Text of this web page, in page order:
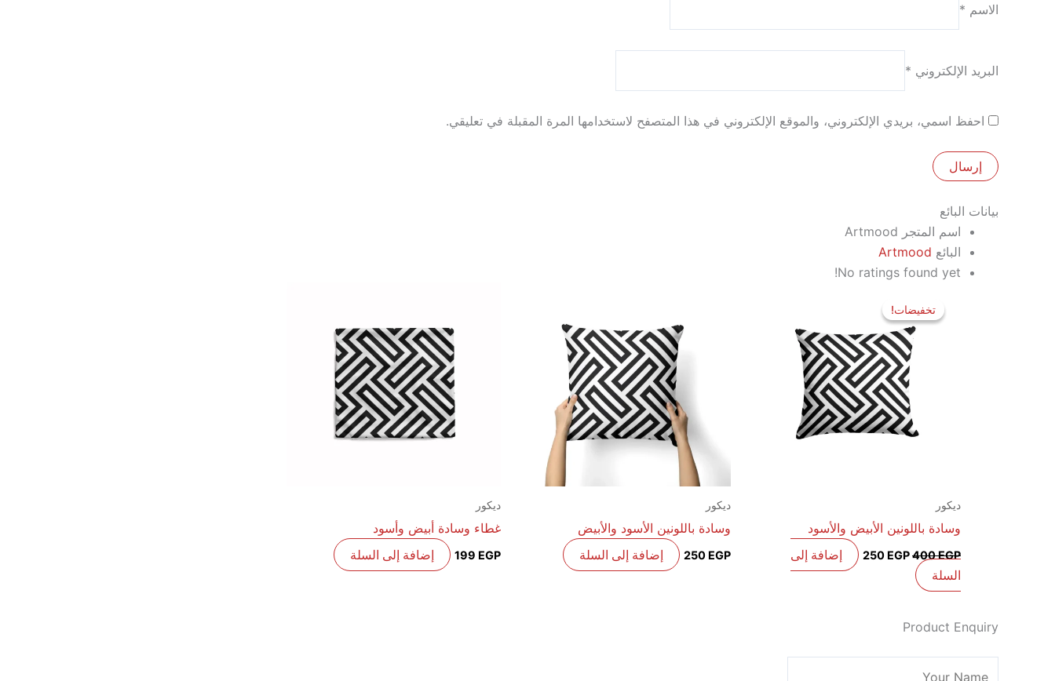
الاسم *
البريد الإلكتروني *
احفظ اسمي، بريدي الإلكتروني، والموقع الإلكتروني في هذا المتصفح لاستخدامها المرة المقبلة في تعليقي.
بيانات البائع
اسم المتجر Artmood
البائع Artmood
No ratings found yet!
تخفيضات!
تخفيضات!
ديكور
وسادة باللونين الأبيض والأسود
400EGP
الأصلي
هو:
400 EGP.
250 EGP
إضافة إلى
السلة
ديكور
وسادة باللونين الأسود والأبيض
250 EGP إضافة إلى السلة
ديكور
غطاء وسادة أبيض وأسود
199 EGP إضافة إلى السلة
Product Enquiry